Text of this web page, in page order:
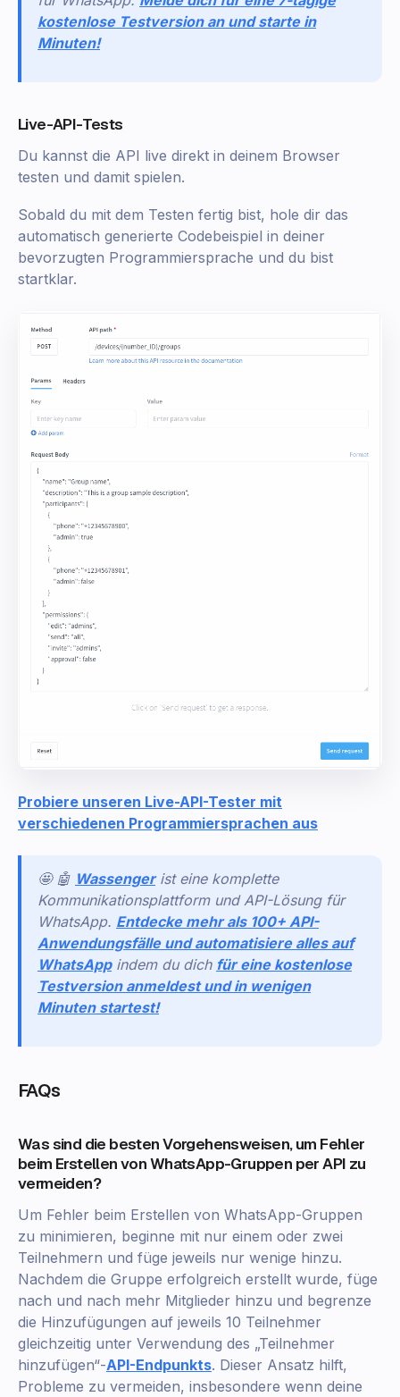
kostenlose Testversion an und starte in
Minuten!
Live-API-Tests
Du kannst die API live direkt in deinem Browser
testen und damit spielen.
Sobald du mit dem Testen fertig bist, hole dir das
automatisch generierte Codebeispiel in deiner
bevorzugten Programmiersprache und du bist
startklar.
Probiere unseren Live-API-Tester mit
verschiedenen Programmiersprachen aus
🤩 🤖 Wassengerist eine komplette
Kommunikationsplattform und API-Lösung für
WhatsApp. Entdecke mehr als 100+ API-
Anwendungsfälle und automatisiere alles auf
WhatsAppindem du dich für eine kostenlose
Testversion anmeldest und in wenigen
Minuten startest!
FAQs
Was sind die besten Vorgehensweisen, um Fehler
beim Erstellen von WhatsApp-Gruppen per API zu
vermeiden?
Um Fehler beim Erstellen von WhatsApp-Gruppen
zu minimieren, beginne mit nur einem oder zwei
Teilnehmern und füge jeweils nur wenige hinzu.
Nachdem die Gruppe erfolgreich erstellt wurde, füge
nach und nach mehr Mitglieder hinzu und begrenze
die Hinzufügungen auf jeweils 10 Teilnehmer
gleichzeitig unter Verwendung des „Teilnehmer
hinzufügen“-API-Endpunkts. Dieser Ansatz hilft,
Probleme zu vermeiden, insbesondere wenn deine